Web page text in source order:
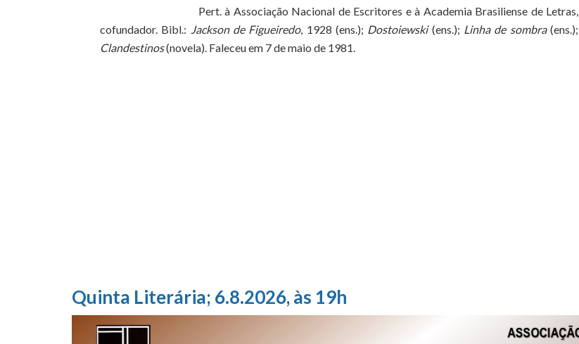
Pert. à Associação Nacional de Escritores e à Academia Brasiliense de Letras,
cofundador. Bibl.: Jackson de Figueiredo, 1928 (ens.); Dostoiewski (ens.); Linha de sombra(ens.);
Clandestinos(novela). Faleceu em 7 de maio de 1981.
Quinta Literária; 6.8.2026, às 19h